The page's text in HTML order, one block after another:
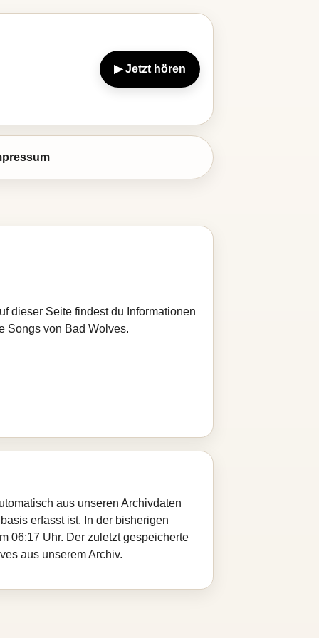
▶ Jetzt hören
dieser Seite findest du Informationen
Songs von Bad Wolves.
aus unseren Archivdaten
erfasst ist. In der bisherigen
06:17 Uhr. Der zuletzt gespeicherte
aus unserem Archiv.